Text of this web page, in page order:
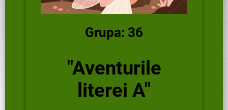
Grupa: 36
"Aventurile
literei A"